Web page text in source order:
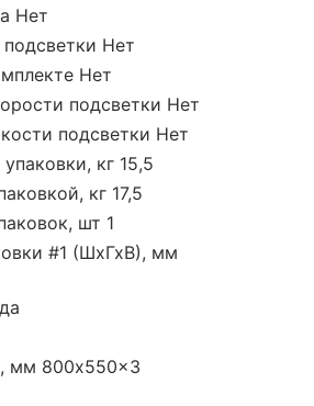
Нет
Нет
Нет
подсветки Нет
подсветки Нет
кг 15,5
кг 17,5
шт 1
#1 (ШхГхВ), мм
мм 800x550x3